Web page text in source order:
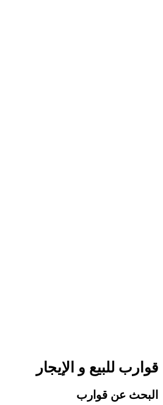
قوارب للبيع و الإيجار
البحث عن قوارب